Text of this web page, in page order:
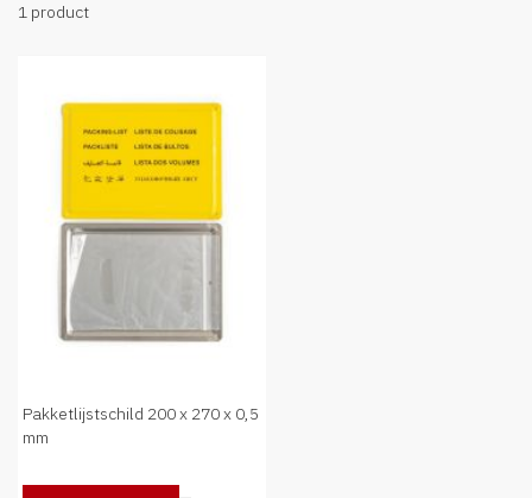
1 product
Pakketlijstschild 200 x 270 x 0,5
mm